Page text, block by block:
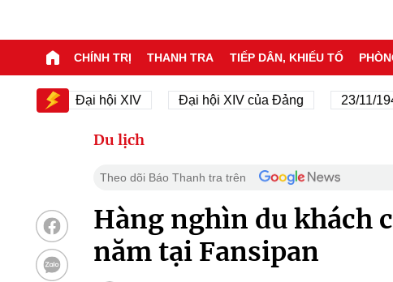
CHÍNH TRỊ THANH TRA TIẾP DÂN, KHIẾU TỐ
Đại hội XIV Đại hội XIV của Đảng 23/11/1945 -
Du lịch
Theo dõi Báo Thanh tra trên
Hàng nghìn du khách
năm tại Fansipan